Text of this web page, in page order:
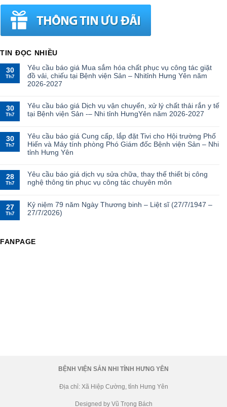
TIN ĐỌC NHIỀU
30
Th7
Yêu cầu báo giá Mua sắm hóa chất phục vụ công tác giặt
đồ vải, chiếu tại Bệnh viện Sản – Nhitỉnh Hưng Yên năm
2026-2027
30
Th7
Yêu cầu báo giá Dịch vụ vận chuyển, xử lý chất thải rắn y tế
tại Bệnh viện Sản -– Nhi tỉnh HưngYên năm 2026-2027
30
Th7
Yêu cầu báo giá Cung cấp, lắp đặt Tivi cho Hội trường Phố
Hiến và Máy tính phòng Phó Giám đốc Bệnh viện Sản – Nhi
tỉnh Hưng Yên
28
Th7
Yêu cầu báo giá dịch vụ sửa chữa, thay thế thiết bị công
nghệ thông tin phục vụ công tác chuyên môn
27
Th7
Kỷ niệm 79 năm Ngày Thương binh – Liệt sĩ (27/7/1947 –
27/7/2026)
FANPAGE
BỆNH VIỆN SẢN NHI TỈNH HƯNG YÊN
Địa chỉ: Xã Hiệp Cường, tỉnh Hưng Yên
Designed by Vũ Trọng Bách